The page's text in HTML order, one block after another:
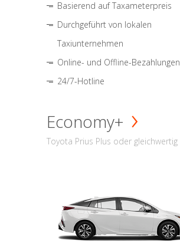
Basierend auf Taxameterpreis
Durchgeführt von lokalen
Taxiunternehmen
Online- und Offline-Bezahlungen
24/7-Hotline
Economy+
Toyota Prius Plus oder gleichwertig